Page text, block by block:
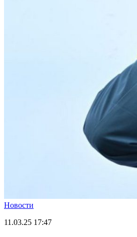
Новости
11.03.25 17:47